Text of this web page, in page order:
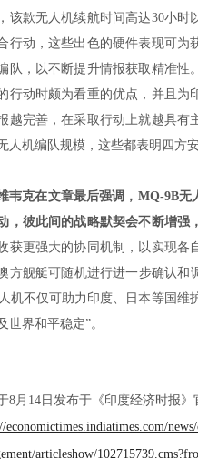
该款无人机续航时间高达30小时
行动，这些出色的硬件表现可
队，以不断提升情报获取精准
行动时颇为看重的优点，并且为
越完善，在采取行动上就越具有
人机编队规模，这些都表明四方
韦克在文章最后强调， MQ-9B无
，彼此间的战略默契会不断增强
获更强大的协同机制，以实现各
方舰艇可随机进行进一步确认和
机不仅可助力印度、日本等国维
世界和平稳定”。
8月 14 日发布于《印度经济时报》
economictimes.indiatimes.com/
articleshow/